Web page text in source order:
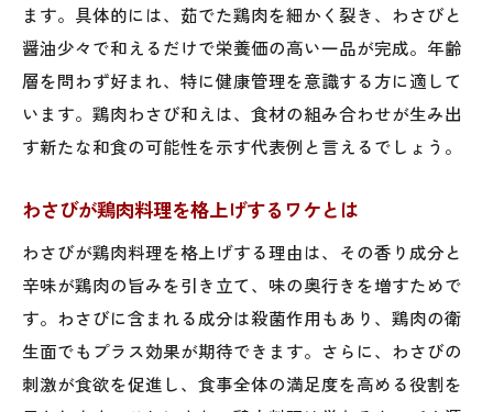
わさびを使った時短鶏肉メニューのおすす
め
チューブわさびの選び方と鶏肉料理活用法
鶏肉わさび焼きで簡単に栄養バランスを実
人気の鶏肉わさびマヨネーズレシピの工夫
チューブわさびで鶏肉の美味しさを引き出
す方法
わさびと鶏肉で食欲増進を叶える工夫とは
わさびの辛味が鶏肉料理の食欲を刺激
鶏肉とわさびで夏バテ対策にも役立つ理由
ます。具体的には、茹でた鶏肉を細かく裂き、わさびと
醤油少々で和えるだけで栄養価の高い一品が完成。年齢
層を問わず好まれ、特に健康管理を意識する方に適して
います。鶏肉わさび和えは、食材の組み合わせが生み出
す新たな和食の可能性を示す代表例と言えるでしょう。
わさびが鶏肉料理を格上げするワケとは
わさびが鶏肉料理を格上げする理由は、その香り成分と
辛味が鶏肉の旨みを引き立て、味の奥行きを増すためで
す。わさびに含まれる成分は殺菌作用もあり、鶏肉の衛
生面でもプラス効果が期待できます。さらに、わさびの
刺激が食欲を促進し、食事全体の満足度を高める役割を